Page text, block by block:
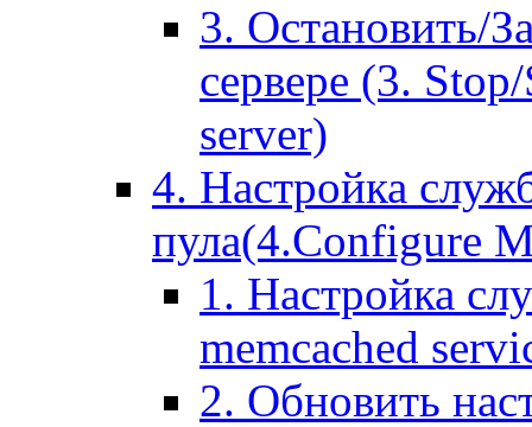
3. Остановить/
сервере (3.
server)
4. Настройка
пула(4.Configure
1. Настройка
memcached
2. Обновить